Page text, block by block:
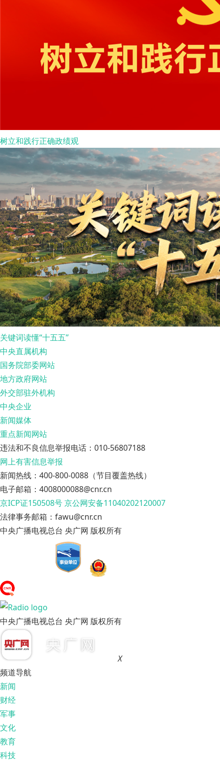
树立和践行正确政绩观
关键词读懂“十五五”
中央直属机构
国务院部委网站
地方政府网站
外交部驻外机构
中央企业
新闻媒体
重点新闻网站
违法和不良信息举报电话：010-56807188
网上有害信息举报
新闻热线：400-800-0088（节目覆盖热线）
电子邮箱：4008000088@cnr.cn
京ICP证150508号京公网安备11040202120007
法律事务邮箱：fawu@cnr.cn
中央广播电视总台 央广网 版权所有
中央广播电视总台 央广网 版权所有
X
频道导航
新闻
财经
军事
文化
教育
科技